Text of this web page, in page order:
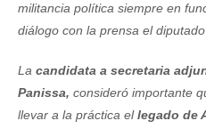
militancia política siempre en
diálogo con la prensa el
La candidata a secretaria
Panissa, consideró importante
llevar a la práctica ellegado de